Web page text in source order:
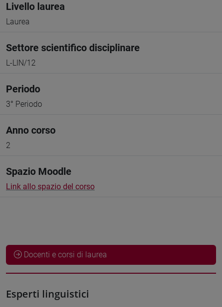
Livello laurea
Laurea
Settore scientifico disciplinare
L-LIN/12
Periodo
3° Periodo
Anno corso
2
Spazio Moodle
Link allo spazio del corso
Docenti e corsi di laurea
Esperti linguistici